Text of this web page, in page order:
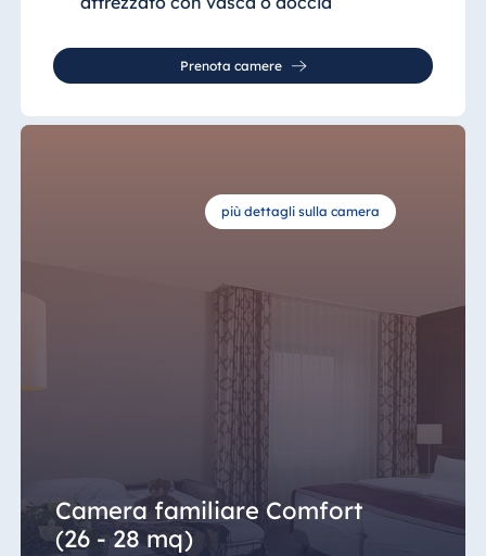
Prenota camere
più dettagli sulla camera
Camera familiare Comfort
(26 - 28 mq)